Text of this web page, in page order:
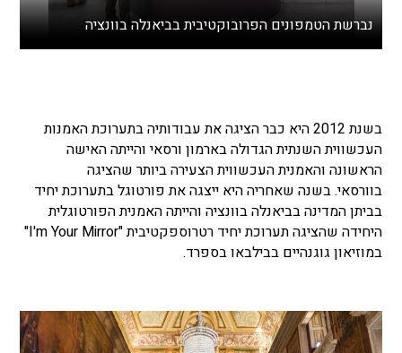
נברשת הטמפונים הפרובוקטיבית בביאנלה בוונציה
בשנת 2012 היא כבר הציגה את עבודותיה בתערוכת האמנות
העכשווית השנתית הגדולה בארמון ורסאי והייתה האישה
הראשונה והאמנית העכשווית הצעירה ביותר שהציגה
בוורסאי. בשנה שאחריה היא ייצגה את פורטוגל בתערוכת יחיד
בביתן המדינה בביאנלה בוונציה והייתה האמנית הפורטוגלית
היחידה שהציגה תערוכת יחיד רטרוספקטיבית "I'm Your Mirror"
במוזיאון גוגנהיים בבילבאו בספרד.